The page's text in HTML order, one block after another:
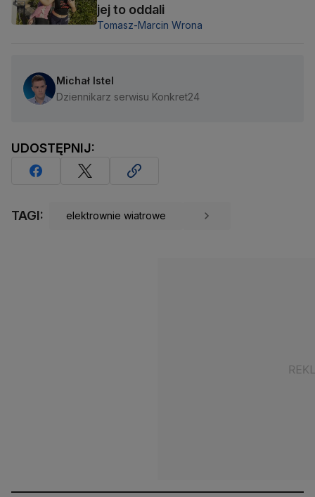
jej to oddali
Tomasz-Marcin Wrona
Michał Istel
Dziennikarz serwisu Konkret24
UDOSTĘPNIJ:
TAGI: elektrownie wiatrowe